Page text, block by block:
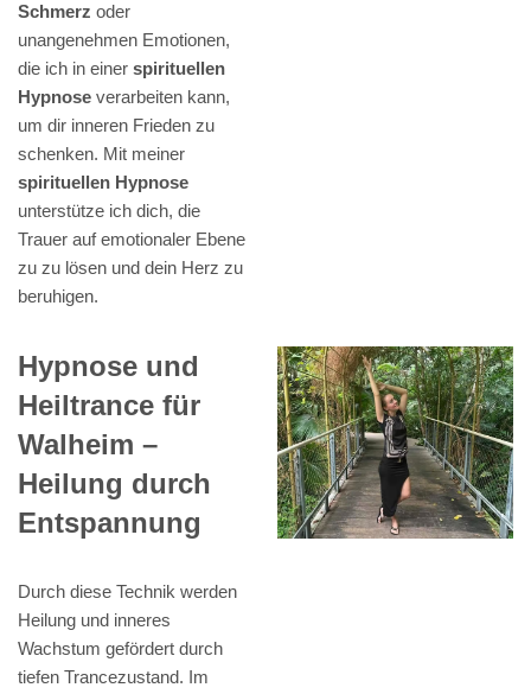
Schmerz oder
unangenehmen Emotionen,
die ich in einer spirituellen
Hypnose verarbeiten kann,
um dir inneren Frieden zu
schenken. Mit meiner
spirituellen Hypnose
unterstütze ich dich, die
Trauer auf emotionaler Ebene
zu zu lösen und dein Herz zu
beruhigen.
Hypnose und
Heiltrance für
Walheim –
Heilung durch
Entspannung
Durch diese Technik werden
Heilung und inneres
Wachstum gefördert durch
tiefen Trancezustand. Im